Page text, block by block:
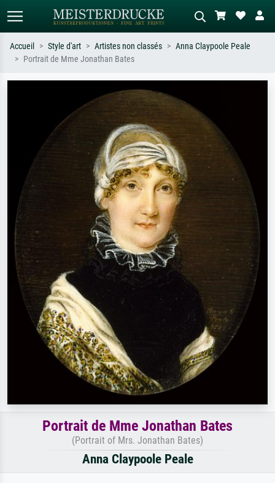
Recherchez par artiste, titre ou style –
ex. Monet, Nuit étoilée,
impressionnisme, vague de Hokusai,
Décrivez la scène – ex. prairie verte,
abstrait avec beaucoup de rouge,
tableau sombre, nu debout près d'un
Accueil Style d'art Artistes non classés
Anna Claypoole Peale
Portrait de Mme Jonathan Bates
Portrait de Mme Jonathan Bates
(Portrait of Mrs. Jonathan Bates)
Anna Claypoole Peale